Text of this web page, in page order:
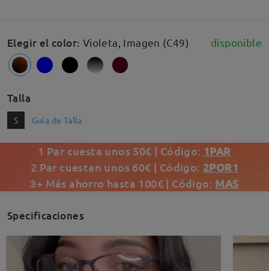
Elegir el color: Violeta, Imagen (C49) disponible
Talla
S Guía de Talla
1 Par cuesta unos 50€ | Código: 1PAR
2 Par cuestan unos 60€ | Código: 2POR1
3+ Más ahorro hasta 100€ | Código: MAS
Specificaciones